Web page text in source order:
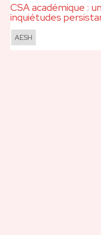
CSA académique :
inquiétudes
AESH